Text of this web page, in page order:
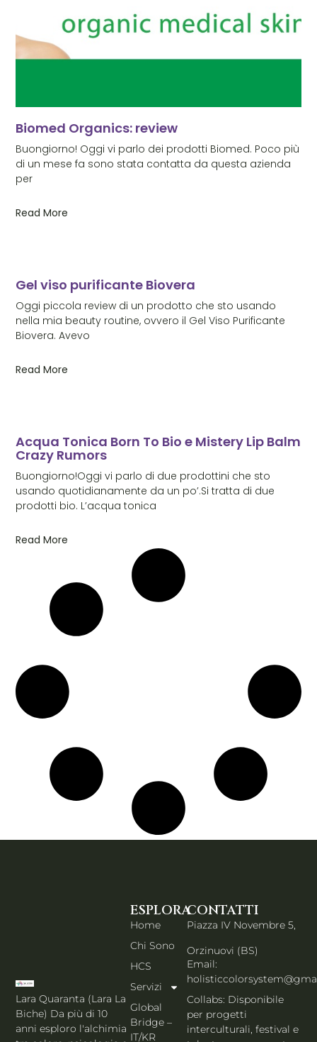
Biomed Organics: review
Buongiorno! Oggi vi parlo dei prodotti Biomed. Poco più
di un mese fa sono stata contatta da questa azienda
per
Read More
Gel viso purificante Biovera
Oggi piccola review di un prodotto che sto usando
nella mia beauty routine, ovvero il Gel Viso Purificante
Biovera. Avevo
Read More
Acqua Tonica Born To Bio e Mistery Lip Balm
Crazy Rumors
Buongiorno!Oggi vi parlo di due prodottini che sto
usando quotidianamente da un po’.Si tratta di due
prodotti bio. L’acqua tonica
Read More
Lara Quaranta (Lara La
Biche) Da più di 10
anni esploro l'alchimia
ESPLORA
Home
Chi Sono
HCS
Servizi
Global
Bridge –
IT/KR
CONTATTI
Piazza IV Novembre 5,
Orzinuovi (BS)
Email:
Collabs: Disponibile
per progetti
interculturali, festival e